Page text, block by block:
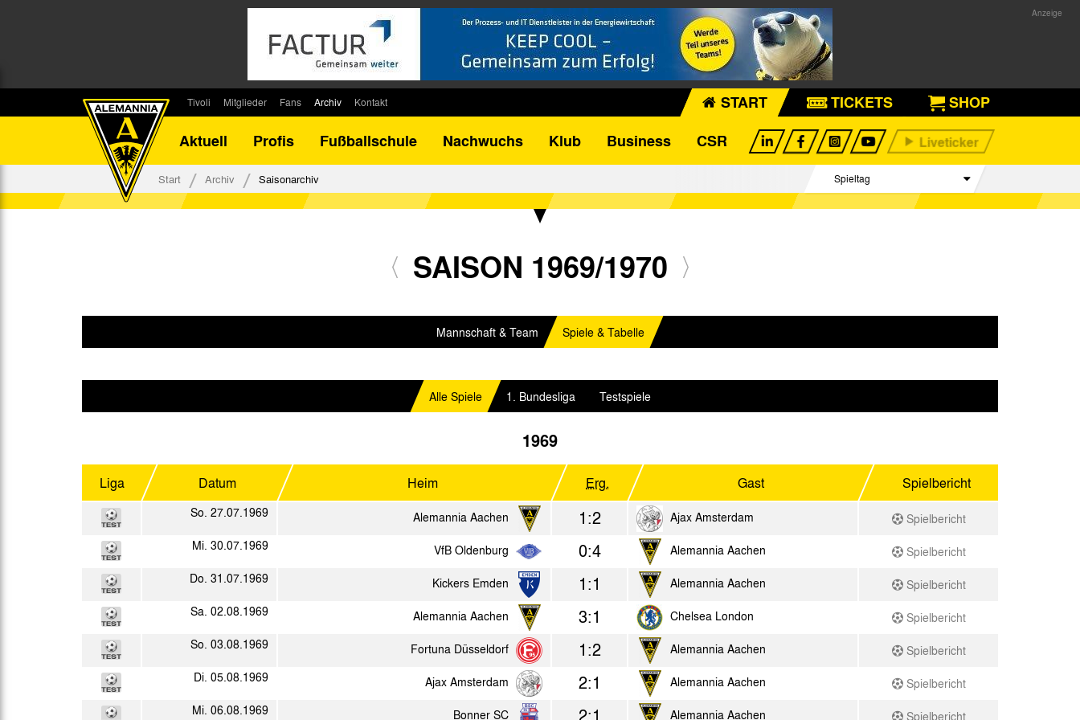
Tivoli
Stadionsprecher
Stadiongaststätte Klömpchensklub
Mitglieder
Kontakt
Fans
Fanbeirat
Fan-Klubs
Archiv
Bilanz DFB-Pokal
Kontakt START TICKETS
SHOP
Aktuell
Profis Fußballschule Nachwuchs Klub Business CSR
Start Archiv Saisonarchiv
Spieltag
Begegnungen
SAISON 1969/1970
Mannschaft & Team Spiele & Tabelle
Alle Spiele 1. Bundesliga Testspiele
1969
Liga Datum Heim Erg. Gast Spielbericht
So. 27.07.1969 Alemannia Aachen 1:2 Ajax Amsterdam
Spielbericht
Mi. 30.07.1969
VfB Oldenburg 0:4 Alemannia Aachen
Spielbericht
Do. 31.07.1969
Kickers Emden 1:1 Alemannia Aachen
Spielbericht
Sa. 02.08.1969
Alemannia Aachen 3:1 Chelsea London
Spielbericht
So. 03.08.1969
Fortuna Düsseldorf 1:2 Alemannia Aachen
Spielbericht
Di. 05.08.1969
Ajax Amsterdam 2:1 Alemannia Aachen
Spielbericht
Mi. 06.08.1969
Bonner SC 2:1 Alemannia Aachen
Spielbericht